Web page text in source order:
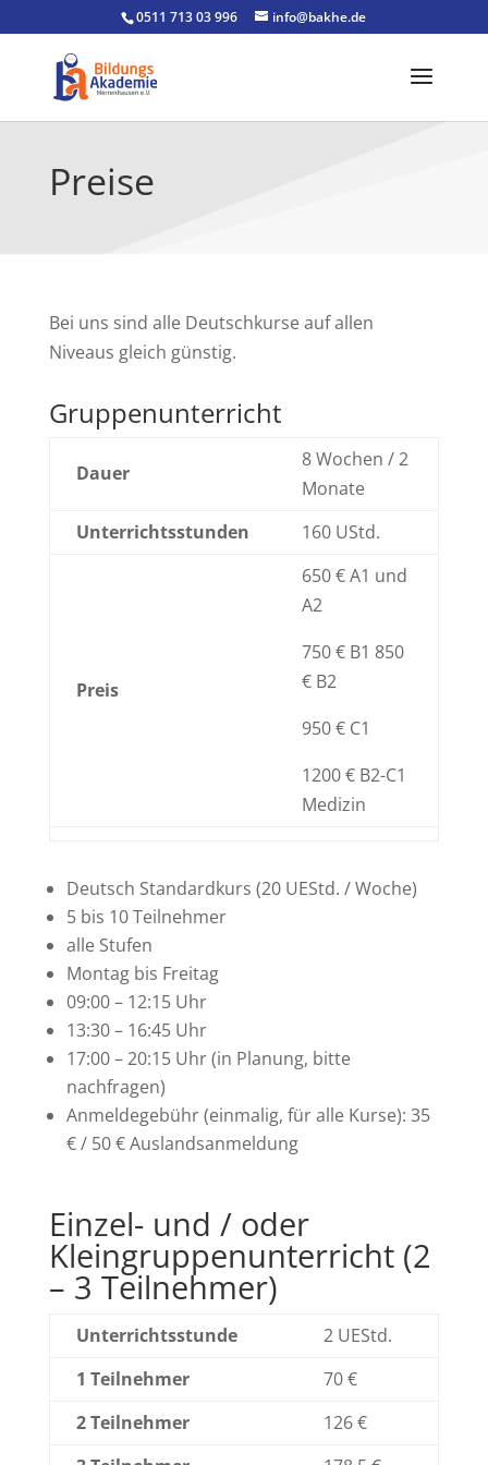
0511 713 03 996 info@bakhe.de
Preise
Bei uns sind alle Deutschkurse auf allen
Niveaus gleich günstig.
Gruppenunterricht
Dauer
8 Wochen / 2
Monate
Unterrichtsstunden
160 UStd.
Preis
650 € A1 und
A2
750 € B1 850
€ B2
950 € C1
1200 € B2-C1
Medizin
Deutsch Standardkurs (20 UEStd. / Woche)
5 bis 10 Teilnehmer
alle Stufen
Montag bis Freitag
09:00 – 12:15 Uhr
13:30 – 16:45 Uhr
17:00 – 20:15 Uhr (in Planung, bitte
nachfragen)
Anmeldegebühr (einmalig, für alle Kurse): 35
€ / 50 € Auslandsanmeldung
Einzel- und / oder
Kleingruppenunterricht (2
– 3 Teilnehmer)
Unterrichtsstunde
2 UEStd.
1 Teilnehmer
70 €
2 Teilnehmer
126 €